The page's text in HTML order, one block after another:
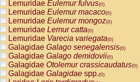
CebidaeSaimiri sciureus(0)
AtelidaeAlouatta caraya(0)
AtelidaeAlouatta fusca(0)
AtelidaeAlouatta seniculus
AtelidaeAlouattaspp.(0)
AtelidaeAteles belzebuth(0)
AtelidaeAteles geoffroyi(0)
AtelidaeAteles paniscus(0)
AtelidaeAtelesspp.(0)
Lemuridae Eulemur fulvus(0)
Lemuridae Eulemur macaco(0)
Lemuridae Eulemur mongoz(0)
Lemuridae Lemur catta(0)
Lemuridae Varecia variegata(0)
Galagidae Galago senegalensis(0)
Galagidae Galago demidovii(0)
Galagidae Otolemur crassicaudatus(0)
Galagidae Galagidae spp.(0)